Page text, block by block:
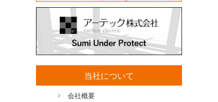
当社について
会社概要